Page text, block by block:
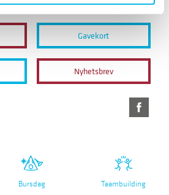
Gavekort
Nyhetsbrev
Bursdag Teambuilding